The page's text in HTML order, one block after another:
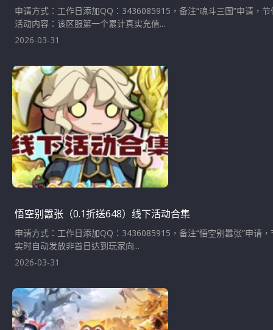
申请方式：工作日添加QQ：3436085915，备注“魂斗三国”申请，
活动内容：该区服第一个累计真实充值...
2026-03-31
悟空别嚣张（0.1折送648）线下活动合集
申请方式：工作日添加QQ：3436085915，备注“悟空别嚣张”申请
实时自动发放非首日达到玩家向...
2026-03-31